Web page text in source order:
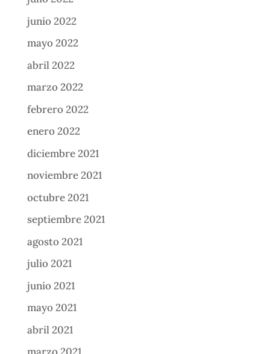
junio 2022
mayo 2022
abril 2022
marzo 2022
febrero 2022
enero 2022
diciembre 2021
noviembre 2021
octubre 2021
septiembre 2021
agosto 2021
julio 2021
junio 2021
mayo 2021
abril 2021